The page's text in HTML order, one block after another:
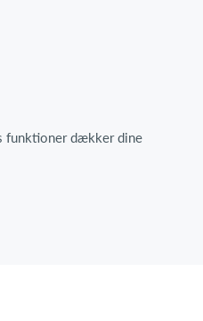
funktioner dækker dine